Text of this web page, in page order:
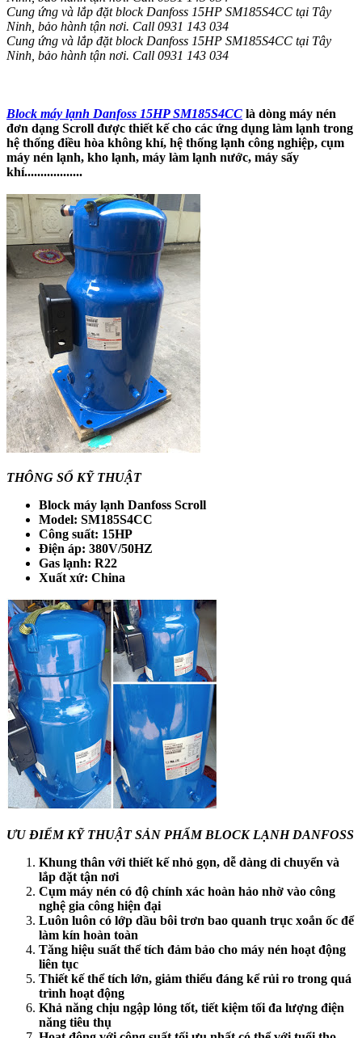
Cung ứng và lắp đặt block Danfoss 15HP SM185S4CC tại Tây
Ninh, bảo hành tận nơi. Call 0931 143 034
Cung ứng và lắp đặt block Danfoss 15HP SM185S4CC tại Tây
Ninh, bảo hành tận nơi. Call 0931 143 034
Block máy lạnh Danfoss 15HP SM185S4CC là dòng máy nén
đơn dạng Scroll được thiết kế cho các ứng dụng làm lạnh trong
hệ thống điều hòa không khí, hệ thống lạnh công nghiệp, cụm
máy nén lạnh, kho lạnh, máy làm lạnh nước, máy sấy
khí..................
THÔNG SỐ KỸ THUẬT
Block máy lạnh Danfoss Scroll
Model: SM185S4CC
Công suất: 15HP
Điện áp: 380V/50HZ
Gas lạnh: R22
Xuất xứ: China
ƯU ĐIỂM KỸ THUẬT SẢN PHẨM BLOCK LẠNH DANFOSS
Khung thân với thiết kế nhỏ gọn, dễ dàng di chuyển và
lắp đặt tận nơi
Cụm máy nén có độ chính xác hoàn hảo nhờ vào công
nghệ gia công hiện đại
Luôn luôn có lớp dầu bôi trơn bao quanh trục xoắn ốc để
làm kín hoàn toàn
Tăng hiệu suất thể tích đảm bảo cho máy nén hoạt động
liên tục
Thiết kế thể tích lớn, giảm thiểu đáng kể rủi ro trong quá
trình hoạt động
Khả năng chịu ngập lỏng tốt, tiết kiệm tối đa lượng điện
năng tiêu thụ